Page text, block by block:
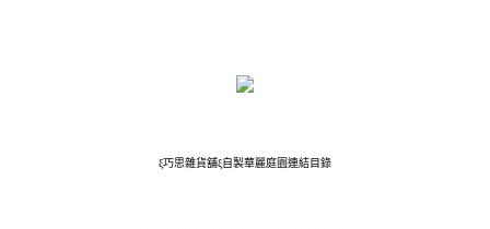
ξ巧思雜貨舖ξ自製華麗庭園連結目錄